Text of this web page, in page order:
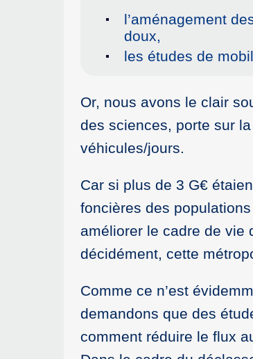
l’aménagement
doux,
les études de
Or, nous avons le clair
des sciences, porte sur
véhicules/jours.
Car si plus de 3 G€
foncières des
améliorer le cadre de vie
décidément, cette
Comme ce n’est
demandons que des
comment réduire le flux